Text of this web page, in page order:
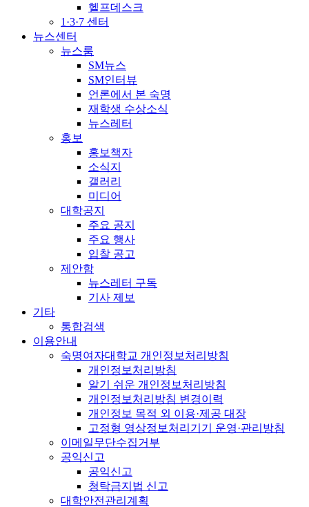
헬프데스크
1·3·7 센터
뉴스센터
뉴스룸
SM뉴스
SM인터뷰
언론에서 본 숙명
재학생 수상소식
뉴스레터
홍보
홍보책자
소식지
갤러리
미디어
대학공지
주요 공지
주요 행사
입찰 공고
제안함
뉴스레터 구독
기사 제보
기타
통합검색
이용안내
숙명여자대학교 개인정보처리방침
개인정보처리방침
알기 쉬운 개인정보처리방침
개인정보처리방침 변경이력
개인정보 목적 외 이용·제공 대장
고정형 영상정보처리기기 운영·관리방침
이메일무단수집거부
공익신고
공익신고
청탁금지법 신고
대학안전관리계획